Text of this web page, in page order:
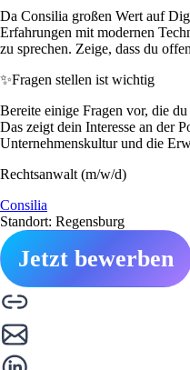
Da Consilia großen Wert auf
Erfahrungen mit modernen
zu sprechen. Zeige, dass du
✨Fragen stellen ist wichtig
Bereite einige Fragen vor, die
Das zeigt dein Interesse an der
Unternehmenskultur und die
Rechtsanwalt (m/w/d)
Consilia
Standort: Regensburg
Jetzt bewerben